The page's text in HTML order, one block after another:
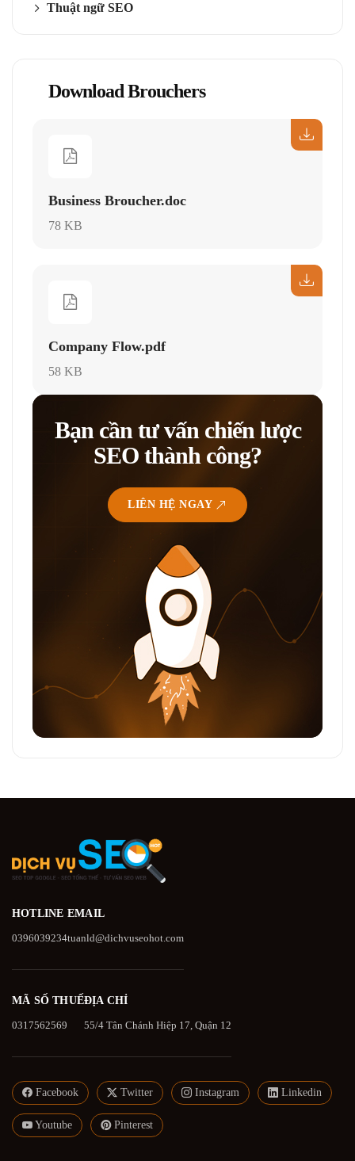
Thuật ngữ SEO
Download Brouchers
Business Broucher.doc
78 KB
Company Flow.pdf
58 KB
Bạn cần tư vấn chiến lược
SEO thành công?
LIÊN HỆ NGAY
HOTLINE
0396039234
EMAIL
tuanld@dichvuseohot.com
MÃ SỐ THUẾ
0317562569
ĐỊA CHỈ
55/4 Tân Chánh Hiệp 17, Quận 12
Facebook Twitter Instagram Linkedin
Youtube Pinterest